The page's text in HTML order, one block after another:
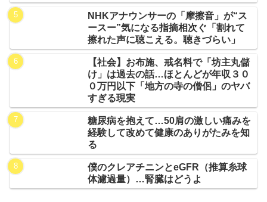
NHKアナウンサーの「摩擦音」が“ス
ースー”気になる指摘相次ぐ「割れて
擦れた声に聴こえる。聴きづらい」
【社会】お布施、戒名料で「坊主丸儲
け」は過去の話…ほとんどが年収３０
０万円以下「地方の寺の僧侶」のヤバ
すぎる現実
糖尿病を抱えて…50肩の激しい痛みを
経験して改めて健康のありがたみを知
る
僕のクレアチニンとeGFR（推算糸球
体濾過量）…腎臓はどうよ